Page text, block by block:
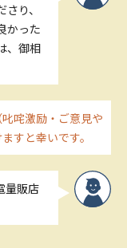
り、
かった
、御相
咤激励・ご意見や
すと幸いです。
量販店